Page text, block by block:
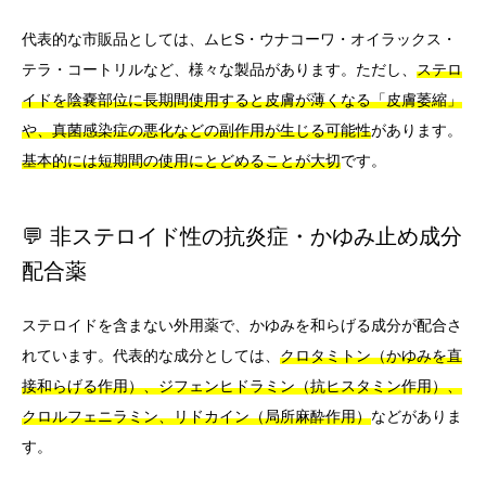
代表的な市販品としては、ムヒS・ウナコーワ・オイラックス・
テラ・コートリルなど、様々な製品があります。ただし、 ステロ
イドを陰嚢部位に長期間使用すると皮膚が薄くなる「皮膚萎縮」
や、真菌感染症の悪化などの副作用が生じる可能性があります。
基本的には短期間の使用にとどめることが大切です。
💬 非ステロイド性の抗炎症・かゆみ止め成分
配合薬
ステロイドを含まない外用薬で、かゆみを和らげる成分が配合さ
れています。代表的な成分としては、 クロタミトン（かゆみを直
接和らげる作用）、ジフェンヒドラミン（抗ヒスタミン作用）、
クロルフェニラミン、リドカイン（局所麻酔作用）などがありま
す。